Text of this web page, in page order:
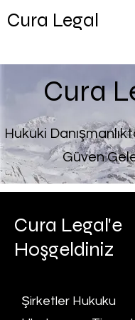
Cura Legal
Cura
Hukuki
Güven
Cura Legal'e
Hoşgeldiniz
Şirketler Hukuku